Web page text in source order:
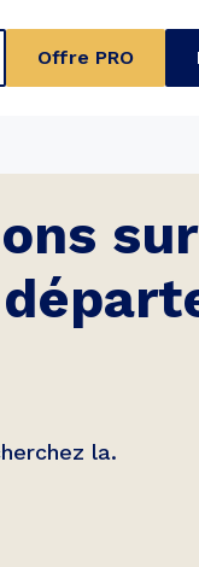
Offre PRO
la.